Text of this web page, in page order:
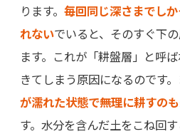
ります。 毎回同じ深さまでし
れないでいると、そのすぐ下
ます。これが「耕盤層」と呼
きてしまう原因になるのです。
が濡れた状態で無理に耕すの
す。水分を含んだ土をこね回